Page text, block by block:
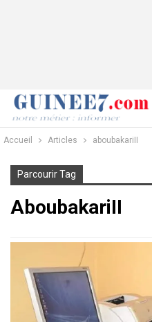
Accueil Articles aboubakariII
Parcourir Tag
AboubakariII